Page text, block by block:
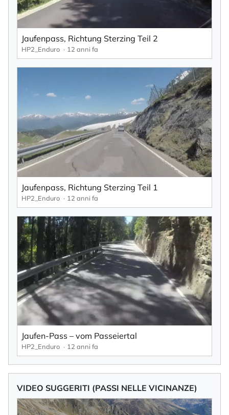
Jaufenpass, Richtung Sterzing Teil 2
HP2_Enduro 12 anni fa
Jaufenpass, Richtung Sterzing Teil 1
HP2_Enduro 12 anni fa
Jaufen-Pass – vom Passeiertal
HP2_Enduro 12 anni fa
VIDEO SUGGERITI (PASSI NELLE VICINANZE)